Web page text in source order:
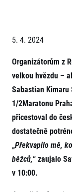
Jak to funguje
SuperHalfs FAQ
Projekt EuroHeroes
Seznam závodů
EuroHeroes
EuroHeroes
EuroHeroes
EuroHeroes Challenge
EuroHeroes
Systém bodování
Napoli Running
O Napoli Running
RunCzech Halfs
Projekt RunCzech
Pro běžce
Pro závodníky
Pravidla a
Vše k pojištění
Inspirace
Příběhy běžců
5. 4. 2024
Organizátorům z
velkou hvězdu –
Sabastian Kimaru
1/2Maratonu
přicestoval do
dostatečně
„Překvapilo mě,
běžců,“ zaujalo
v 10:00.